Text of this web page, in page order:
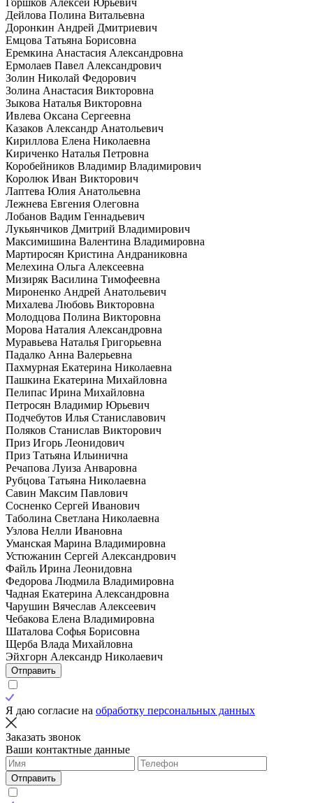
Дейлова Полина Витальевна
Доронкин Андрей Дмитриевич
Емцова Татьяна Борисовна
Еремкина Анастасия Александровна
Ермолаев Павел Александрович
Золин Николай Федорович
Золина Анастасия Викторовна
Зыкова Наталья Викторовна
Ивлева Оксана Сергеевна
Казаков Александр Анатольевич
Кириллова Елена Николаевна
Кириченко Наталья Петровна
Коробейников Владимир Владимирович
Королюк Иван Викторович
Лаптева Юлия Анатольевна
Лежнева Евгения Олеговна
Лобанов Вадим Геннадьевич
Лукьянчиков Дмитрий Владимирович
Максимишина Валентина Владимировна
Мартиросян Кристина Андраниковна
Мелехина Ольга Алексеевна
Мизиряк Василина Тимофеевна
Мироненко Андрей Анатольевич
Михалева Любовь Викторовна
Молодцова Полина Викторовна
Морова Наталия Александровна
Муравьева Наталья Григорьевна
Падалко Анна Валерьевна
Пахмурная Екатерина Николаевна
Пашкина Екатерина Михайловна
Пелипас Ирина Михайловна
Петросян Владимир Юрьевич
Подчебутов Илья Станиславович
Поляков Станислав Викторович
Приз Игорь Леонидович
Приз Татьяна Ильинична
Речапова Луиза Анваровна
Рубцова Татьяна Николаевна
Савин Максим Павлович
Сосненко Сергей Иванович
Таболина Светлана Николаевна
Узлова Нелли Ивановна
Уманская Марина Владимировна
Устюжанин Сергей Александрович
Файль Ирина Леонидовна
Федорова Людмила Владимировна
Чадная Екатерина Александровна
Чарушин Вячеслав Алексеевич
Чебакова Елена Владимировна
Шаталова Софья Борисовна
Щерба Влада Михайловна
Эйхгорн Александр Николаевич
Отправить
Я даю согласие на обработку персональных данных
Заказать звонок
Ваши контактные данные
Отправить